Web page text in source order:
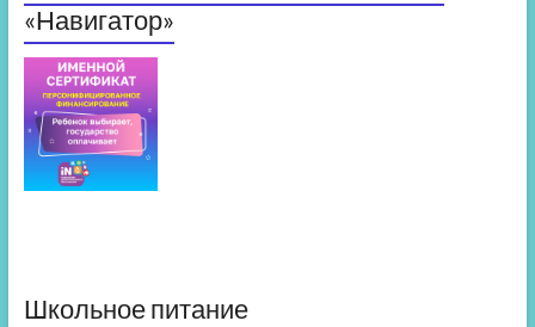
«Навигатор»
Школьное питание